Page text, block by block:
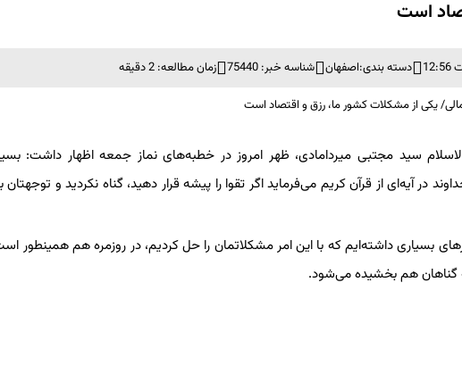
است
دسته بندی:اصفهان شناسه خبر: 75440 زمان مطالعه: 2 دقیقه
سید مجتبی میردامادی، ظهر امروز در خطبه‌های نماز جمعه اظهار داشت:
در آیه‌ای از قرآن کریم می‌فرماید اگر تقوا را پیشه قرار دهید، گناه نکردید و توجهتان
بسیاری داشته‌ایم که با این امر مشکلاتمان را حل کردیم، در روزمره هم همینطور
گناهان هم بخشیده می‌شود.